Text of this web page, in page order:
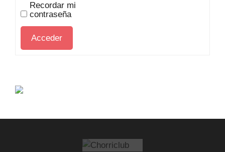
Recordar mi
contraseña
Acceder